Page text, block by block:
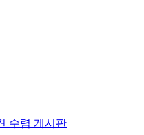
수렴 게시판